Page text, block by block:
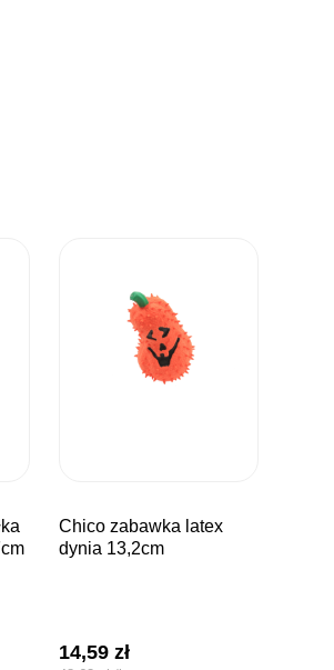
chico zabawka latex
dynia 13,2cm
14,59zł